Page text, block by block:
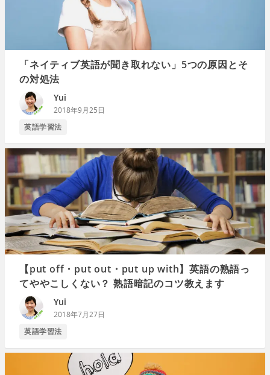
「ネイティブ英語が聞き取れない」5つの原因とそ
の対処法
Yui
2018年9月25日
英語学習法
【put off・put out・put up with】英語の熟語っ
てややこしくない？ 熟語暗記のコツ教えます
Yui
2018年7月27日
英語学習法